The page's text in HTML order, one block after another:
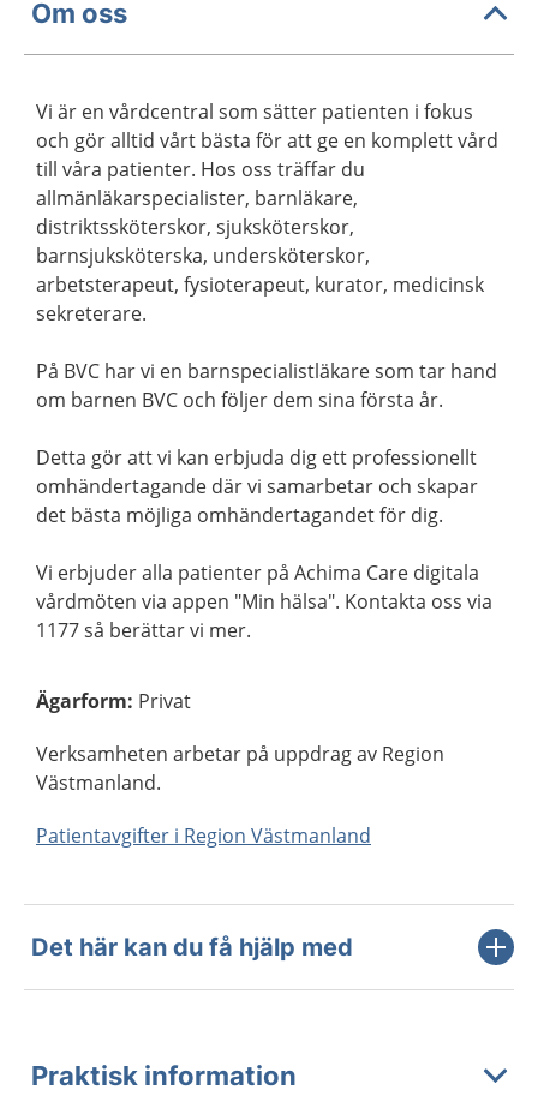
Om oss
Vi är en vårdcentral som sätter patienten i fokus
och gör alltid vårt bästa för att ge en komplett vård
till våra patienter. Hos oss träffar du
allmänläkarspecialister, barnläkare,
distriktssköterskor, sjuksköterskor,
barnsjuksköterska, undersköterskor,
arbetsterapeut, fysioterapeut, kurator, medicinsk
sekreterare.
På BVC har vi en barnspecialistläkare som tar hand
om barnen BVC och följer dem sina första år.
Detta gör att vi kan erbjuda dig ett professionellt
omhändertagande där vi samarbetar och skapar
det bästa möjliga omhändertagandet för dig.
Vi erbjuder alla patienter på Achima Care digitala
vårdmöten via appen "Min hälsa". Kontakta oss via
1177 så berättar vi mer.
Ägarform: Privat
Verksamheten arbetar på uppdrag av Region
Västmanland.
Patientavgifter i Region Västmanland
Det här kan du få hjälp med
Praktisk information